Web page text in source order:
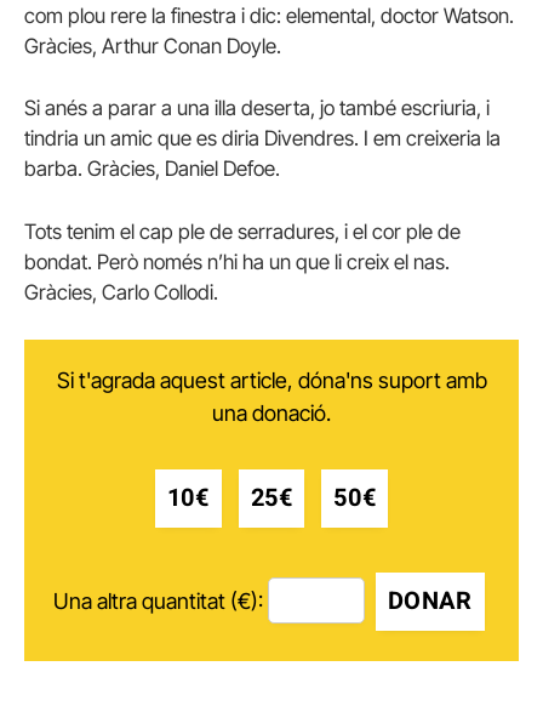
com plou rere la finestra i dic: elemental, doctor Watson.
Gràcies, Arthur Conan Doyle.
Si anés a parar a una illa deserta, jo també escriuria, i
tindria un amic que es diria Divendres. I em creixeria la
barba. Gràcies, Daniel Defoe.
Tots tenim el cap ple de serradures, i el cor ple de
bondat. Però només n’hi ha un que li creix el nas.
Gràcies, Carlo Collodi.
Si t'agrada aquest article, dóna'ns suport amb
una donació.
10€ 25€ 50€
Una altra quantitat (€): DONAR